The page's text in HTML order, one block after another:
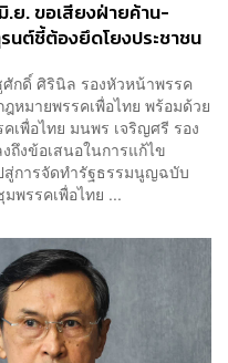
ย. ขอเสียงฝ่ายค้าน-
นต์ชี้ต้องยึดโยงประชาชน
กดิ์ ศิรินิล รองหัวหน้าพรรค
หมายพรรคเพื่อไทย พร้อมด้วย
พื่อไทย มนพร เจริญศรี รอง
ถึงข้อเสนอในการแก้ไข
สู่การจัดทำรัฐธรรมนูญฉบับ
พรรคเพื่อไทย ...